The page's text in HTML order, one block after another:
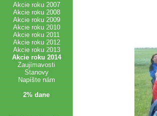
Akcie roku 2007
Akcie roku 2008
Akcie roku 2009
Akcie roku 2010
Akcie roku 2011
Akcie roku 2012
Akcie roku 2013
Akcie roku 2014
Zaujímavosti
Stanovy
Napíšte nám
2% dane